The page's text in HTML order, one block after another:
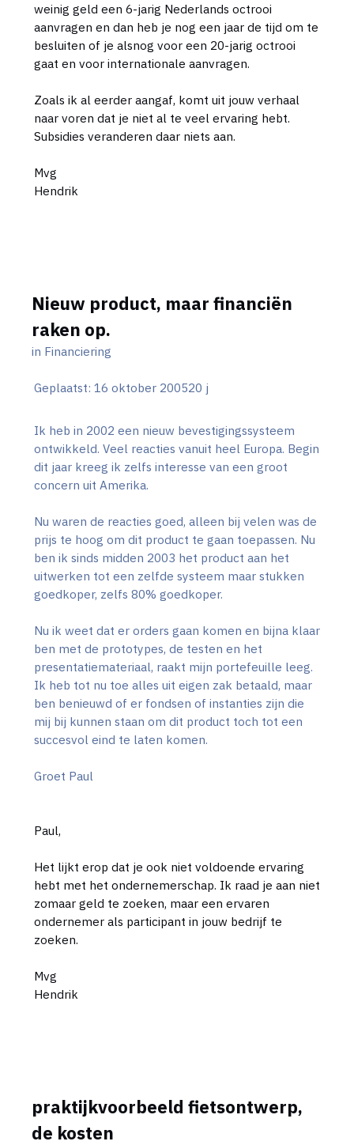
weinig geld een 6-jarig Nederlands octrooi
aanvragen en dan heb je nog een jaar de tijd om te
besluiten of je alsnog voor een 20-jarig octrooi
gaat en voor internationale aanvragen.
Zoals ik al eerder aangaf, komt uit jouw verhaal
naar voren dat je niet al te veel ervaring hebt.
Subsidies veranderen daar niets aan.
Mvg
Hendrik
Nieuw product, maar financiën
raken op.
in Financiering
Geplaatst: 16 oktober 200520 j
Ik heb in 2002 een nieuw bevestigingssysteem
ontwikkeld. Veel reacties vanuit heel Europa. Begin
dit jaar kreeg ik zelfs interesse van een groot
concern uit Amerika.
Nu waren de reacties goed, alleen bij velen was de
prijs te hoog om dit product te gaan toepassen. Nu
ben ik sinds midden 2003 het product aan het
uitwerken tot een zelfde systeem maar stukken
goedkoper, zelfs 80% goedkoper.
Nu ik weet dat er orders gaan komen en bijna klaar
ben met de prototypes, de testen en het
presentatiemateriaal, raakt mijn portefeuille leeg.
Ik heb tot nu toe alles uit eigen zak betaald, maar
ben benieuwd of er fondsen of instanties zijn die
mij bij kunnen staan om dit product toch tot een
succesvol eind te laten komen.
Groet Paul
Paul,
Het lijkt erop dat je ook niet voldoende ervaring
hebt met het ondernemerschap. Ik raad je aan niet
zomaar geld te zoeken, maar een ervaren
ondernemer als participant in jouw bedrijf te
zoeken.
Mvg
Hendrik
praktijkvoorbeeld fietsontwerp,
de kosten